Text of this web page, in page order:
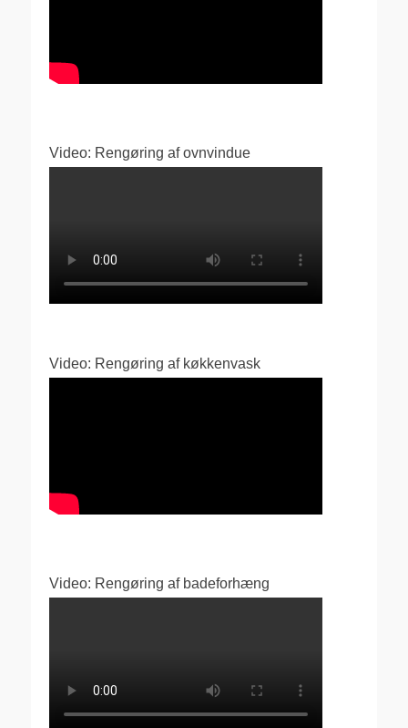
Video: Rengøring af ovnvindue
Video: Rengøring af køkkenvask
Video: Rengøring af badeforhæng